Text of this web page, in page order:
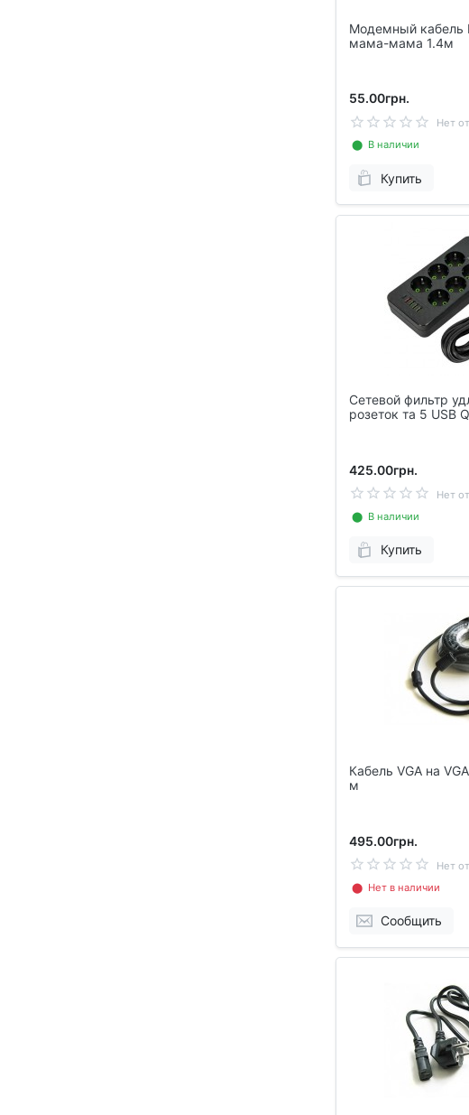
Модемный кабель
мама-мама 1.4м
55.00грн.
Нет
⬤ В наличии
Купить
Сетевой фильтр
розеток та 5 USB
425.00грн.
Нет
⬤ В наличии
Купить
Кабель VGA на
м
495.00грн.
Нет
⬤ Нет в наличии
Сообщить